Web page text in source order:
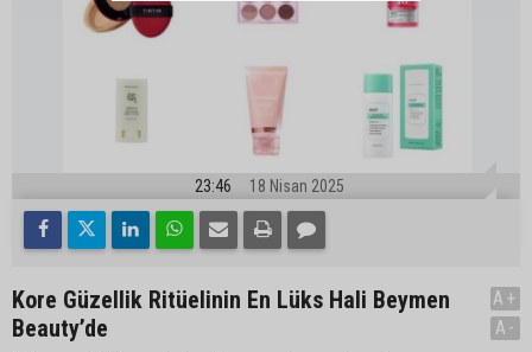
23:46 18 Nisan 2025
Kore Güzellik Ritüelinin En Lüks Hali Beymen
Beauty’de
A+
A-